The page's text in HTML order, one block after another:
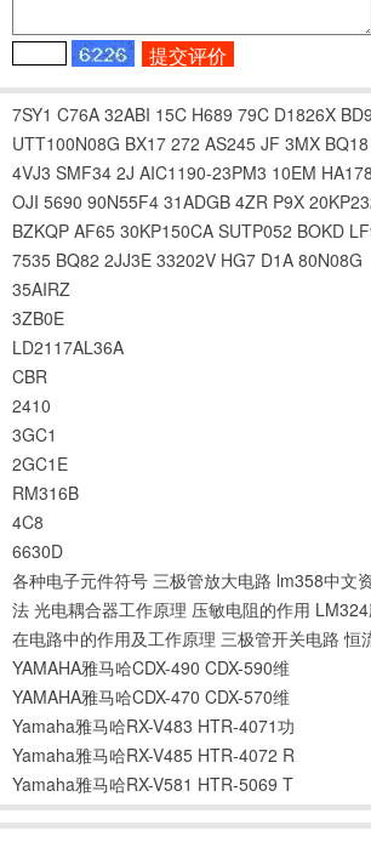
7SY1 C76A 32ABI 15C H689 79C D1826X
UTT100N08G BX17 272 AS245 JF 3MX BQ18
4VJ3 SMF34 2J AIC1190-23PM3 10EM
OJI 5690 90N55F4 31ADGB 4ZR P9X
BZKQP AF65 30KP150CA SUTP052 BOKD
7535 BQ82 2JJ3E 33202V HG7 D1A 80N08G
35AIRZ
3ZB0E
LD2117AL36A
CBR
2410
3GC1
2GC1E
RM316B
4C8
6630D
各种电子元件符号 三极管放大电路 lm358中文
法 光电耦合器工作原理 压敏电阻的作用
在电路中的作用及工作原理 三极管开关电路 恒
YAMAHA雅马哈CDX-490 CDX-590维
YAMAHA雅马哈CDX-470 CDX-570维
Yamaha雅马哈RX-V483 HTR-4071功
Yamaha雅马哈RX-V485 HTR-4072 R
Yamaha雅马哈RX-V581 HTR-5069 T